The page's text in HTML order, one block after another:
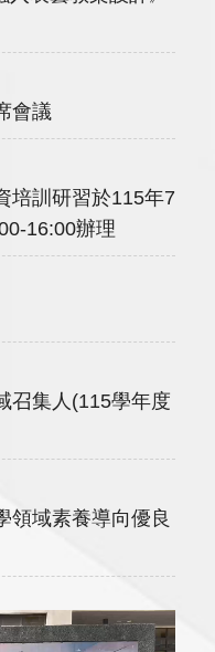
會議
培訓研習於115年7
16:00辦理
召集人(115學年度
領域素養導向優良